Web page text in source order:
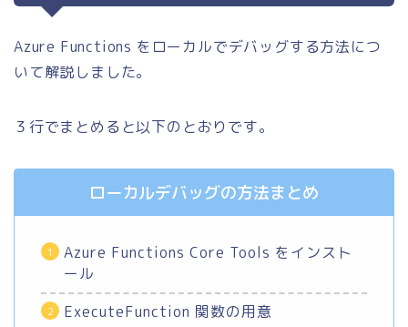
Azure Functions をローカルでデバッグする方法につ
いて解説しました。
３行でまとめると以下のとおりです。
ローカルデバッグの方法まとめ
Azure Functions Core Tools をインスト
ール
ExecuteFunction 関数の用意